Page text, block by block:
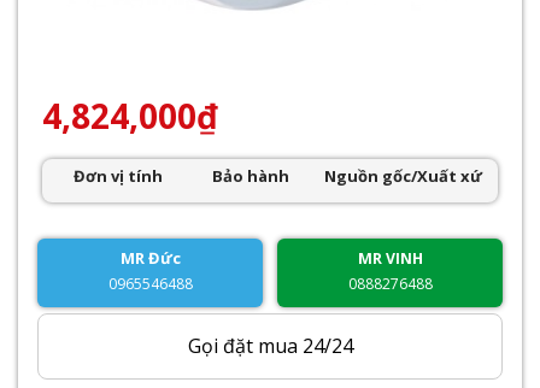
4,824,000₫
Đơn vị tính Bảo hành Nguồn gốc/Xuất xứ
MR Đức
0965546488
MR VINH
0888276488
Gọi đặt mua 24/24